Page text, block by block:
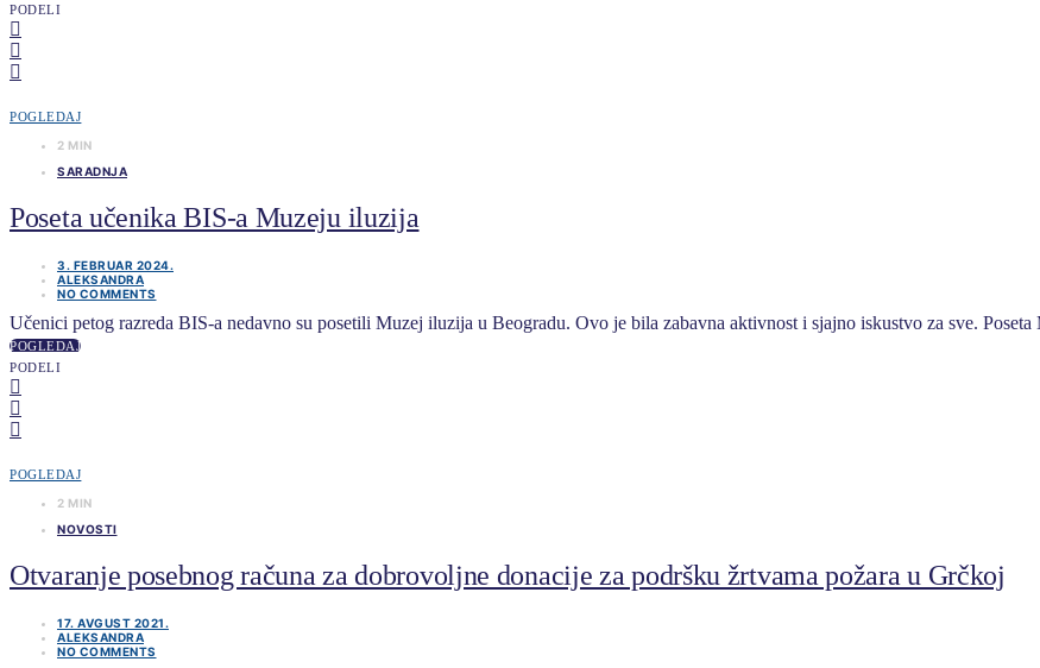
PODELI
POGLEDAJ
2 MIN
SARADNJA
Poseta učenika BIS-a Muzeju iluzija
3. FEBRUAR 2024.
ALEKSANDRA
NO COMMENTS
Učenici petog razreda BIS-a nedavno su posetili Muzej iluzija u Beogradu. Ovo je bila zabavna aktivnost i sjajno iskustvo za sve.
POGLEDAJ
PODELI
POGLEDAJ
2 MIN
NOVOSTI
Otvaranje posebnog računa za dobrovoljne donacije za podršku žrtvama požara u Grčkoj
17. AVGUST 2021.
ALEKSANDRA
NO COMMENTS